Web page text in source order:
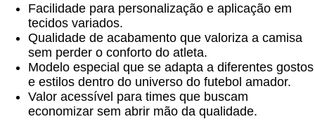
Facilidade para personalização e aplicação em
tecidos variados.
Qualidade de acabamento que valoriza a camisa
sem perder o conforto do atleta.
Modelo especial que se adapta a diferentes gostos
e estilos dentro do universo do futebol amador.
Valor acessível para times que buscam
economizar sem abrir mão da qualidade.